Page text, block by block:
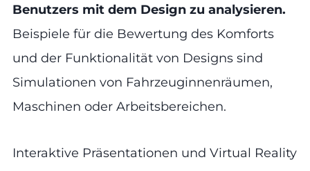
Benutzers mit dem Design zu analysieren.
Beispiele für die Bewertung des Komforts
und der Funktionalität von Designs sind
Simulationen von Fahrzeuginnenräumen,
Maschinen oder Arbeitsbereichen.
Interaktive Präsentationen und Virtual Reality